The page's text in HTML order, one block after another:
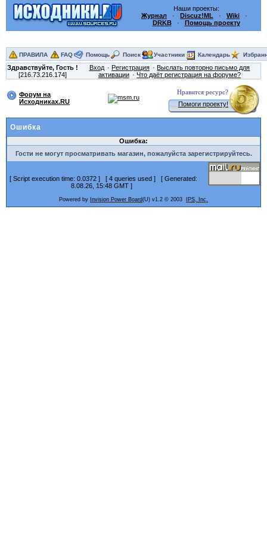
Наши проекты:
Журнал · Discuz!ML · Wiki ·
DRKB· Помощь проекту
ПРАВИЛА FAQ Помощь Поиск Участники Календарь
Здравствуйте, Гость !
[216.73.216.174]
Вход Регистрация
Выслать повторно письмо для
активации
Что даёт регистрация на форуме?
Форум на
Исходниках.RU
Нравится ресурс?
Помоги проекту!
Ошибка
Ошибка:
Гости не могут просматривать магазин, пожалуйста зарегистрируйтесь.
[ Script execution time: 0.0372 ] [ 4 queries used ] [ Generated:
8.08.26, 15:48 GMT ]
Powered by Invision Power Board(U) v1.2 © 2003 IPS, Inc.